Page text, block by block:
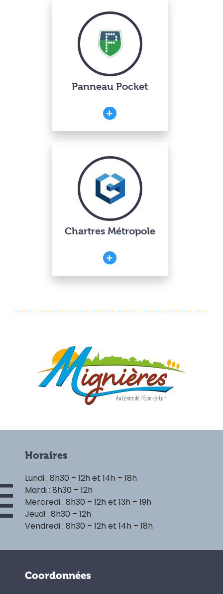
Panneau Pocket
Chartres Métropole
Horaires
Lundi : 8h30 – 12h et 14h – 18h
Mardi : 8h30 – 12h
Mercredi : 8h30 – 12h et 13h – 19h
Jeudi : 8h30 – 12h
Vendredi : 8h30 – 12h et 14h – 18h
Coordonnées